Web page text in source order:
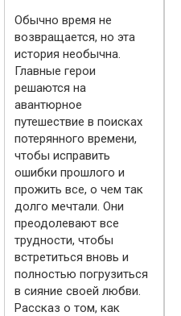
Обычно время не
возвращается, но эта
история необычна.
Главные герои
решаются на
авантюрное
путешествие в поисках
потерянного времени,
чтобы исправить
ошибки прошлого и
прожить все, о чем так
долго мечтали. Они
преодолевают все
трудности, чтобы
встретиться вновь и
полностью погрузиться
в сияние своей любви.
Рассказ о том, как